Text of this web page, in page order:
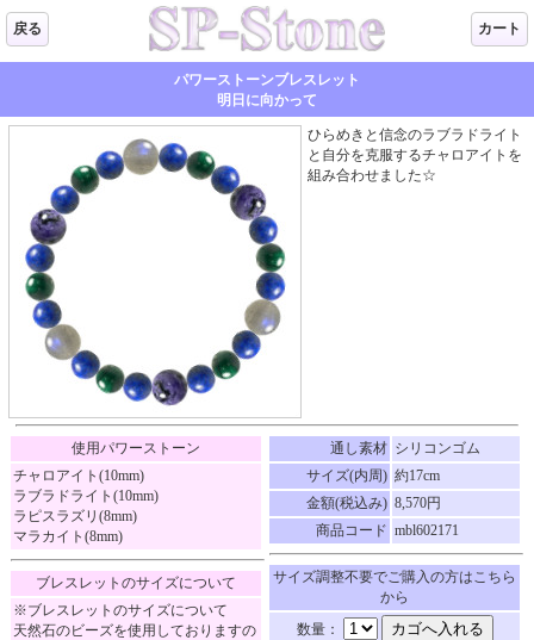
戻る カート
パワーストーンブレスレット
明日に向かって
ひらめきと信念のラブラドライト
と自分を克服するチャロアイトを
組み合わせました☆
使用パワーストーン
チャロアイト(10mm)
ラブラドライト(10mm)
ラピスラズリ(8mm)
マラカイト(8mm)
ブレスレットのサイズについて
※ブレスレットのサイズについて
天然石のビーズを使用しておりますの
通し素材 シリコンゴム
サイズ(内周) 約17cm
金額(税込み) 8,570円
商品コード mbl602171
サイズ調整不要でご購入の方はこちら
から
数量：